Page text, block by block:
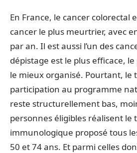
En France, le cancer colorectal
cancer le plus meurtrier, avec
par an. Il est aussi l’un des
dépistage est le plus efficace,
le mieux organisé. Pourtant, le
participation au programme
reste structurellement bas,
personnes éligibles réalisent le
immunologique proposé tous
50 et 74 ans. Et parmi celles